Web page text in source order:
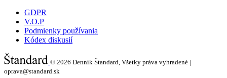
GDPR
V.O.P
Podmienky používania
Kódex diskusií
© 2026 Denník Štandard, Všetky práva vyhradené |
oprava@standard.sk